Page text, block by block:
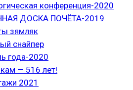
конференция-2020
ДОСКА ПОЧЁТА-2019
зямляк
снайпер
года-2020
— 516 лет!
2021